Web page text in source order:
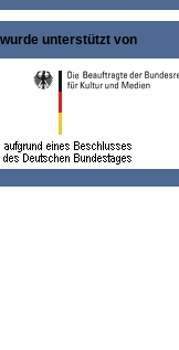
wurde unterstützt von